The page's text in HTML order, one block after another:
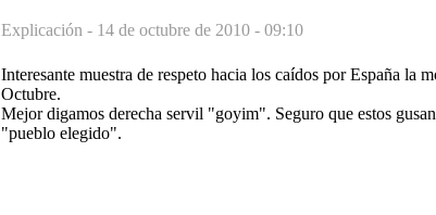
Explicación - 14 de octubre de 2010 - 09:10
Interesante muestra de respeto hacia los caídos por España la
Octubre.
Mejor digamos derecha servil "goyim". Seguro que estos
"pueblo elegido".